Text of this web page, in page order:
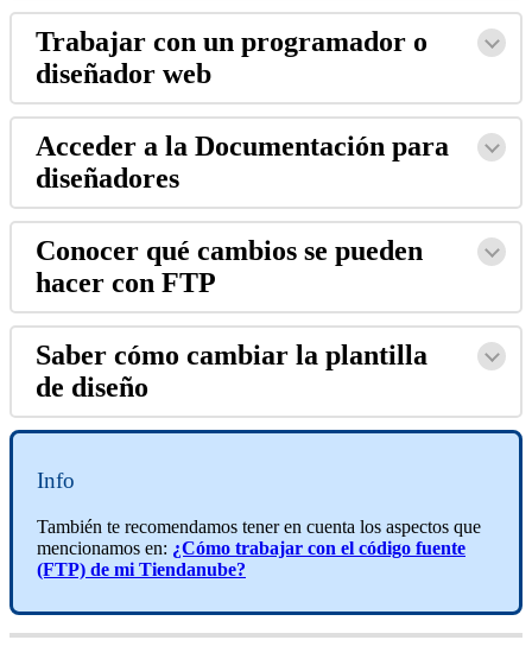
Trabajar con un programador o
diseñador web
Acceder a la Documentación para
diseñadores
Conocer qué cambios se pueden
hacer con FTP
Saber cómo cambiar la plantilla
de diseño
Info
También te recomendamos tener en cuenta los aspectos que
mencionamos en: ¿Cómo trabajar con el código fuente
(FTP) de mi Tiendanube?